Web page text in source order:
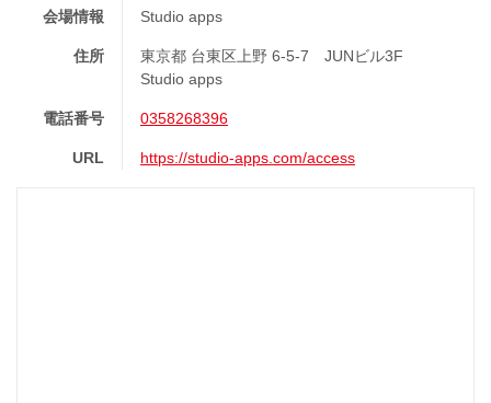
会場情報 Studio apps
住所
東京都 台東区上野 6-5-7 JUNビル3F
Studio apps
電話番号 0358268396
URL https://studio-apps.com/access